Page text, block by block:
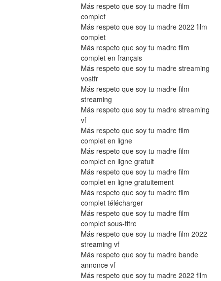
Más respeto que soy tu madre film
complet
Más respeto que soy tu madre 2022 film
complet
Más respeto que soy tu madre film
complet en français
Más respeto que soy tu madre streaming
vostfr
Más respeto que soy tu madre film
streaming
Más respeto que soy tu madre streaming
vf
Más respeto que soy tu madre film
complet en ligne
Más respeto que soy tu madre film
complet en ligne gratuit
Más respeto que soy tu madre film
complet en ligne gratuitement
Más respeto que soy tu madre film
complet télécharger
Más respeto que soy tu madre film
complet sous-titre
Más respeto que soy tu madre film 2022
streaming vf
Más respeto que soy tu madre bande
annonce vf
Más respeto que soy tu madre 2022 film